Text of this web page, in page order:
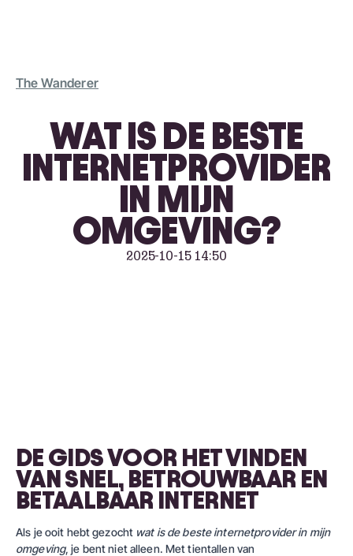
The Wanderer
WAT IS DE BESTE
INTERNETPROVIDER
IN MIJN
OMGEVING?
2025-10-15 14:50
DE GIDS VOOR HET VINDEN
VAN SNEL, BETROUWBAAR EN
BETAALBAAR INTERNET
Als je ooit hebt gezocht wat is de beste internetprovider in mijn
omgeving, je bent niet alleen. Met tientallen van